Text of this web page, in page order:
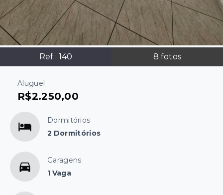
Ref.: 140 8 fotos
Aluguel
R$2.250,00
Dormitórios
2 Dormitórios
Garagens
1 Vaga